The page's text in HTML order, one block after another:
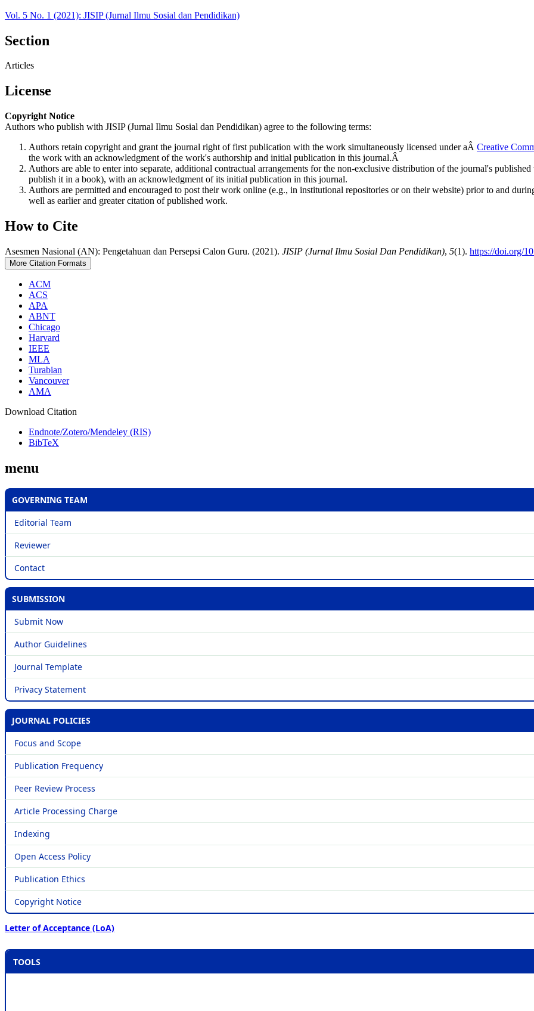
Vol. 5 No. 1 (2021): JISIP (Jurnal Ilmu Sosial dan Pendidikan)
Section
Articles
License
Copyright Notice
Authors who publish with JISIP (Jurnal Ilmu Sosial dan Pendidikan) agree to the following terms:
Authors retain copyright and grant the journal right of first publication with the work simultaneously licensed under aÂ Creative
the work with an acknowledgment of the work's authorship and initial publication in this journal.Â
Authors are able to enter into separate, additional contractual arrangements for the non-exclusive distribution of the journal's
publish it in a book), with an acknowledgment of its initial publication in this journal.
Authors are permitted and encouraged to post their work online (e.g., in institutional repositories or on their website) prior to and
well as earlier and greater citation of published work.
How to Cite
Asesmen Nasional (AN): Pengetahuan dan Persepsi Calon Guru. (2021). JISIP (Jurnal Ilmu Sosial Dan Pendidikan), 5(1). https://doi.org/
More Citation Formats
ACM
ACS
APA
ABNT
Chicago
Harvard
IEEE
MLA
Turabian
Vancouver
AMA
Download Citation
Endnote/Zotero/Mendeley (RIS)
BibTeX
menu
GOVERNING TEAM
Editorial Team
Reviewer
Contact
SUBMISSION
Submit Now
Author Guidelines
Journal Template
Privacy Statement
JOURNAL POLICIES
Focus and Scope
Publication Frequency
Peer Review Process
Article Processing Charge
Indexing
Open Access Policy
Publication Ethics
Copyright Notice
Letter of Acceptance (LoA)
TOOLS